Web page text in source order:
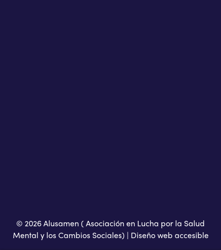
© 2026 Alusamen ( Asociación en Lucha por la Salud
Mental y los Cambios Sociales) | Diseño web accesible